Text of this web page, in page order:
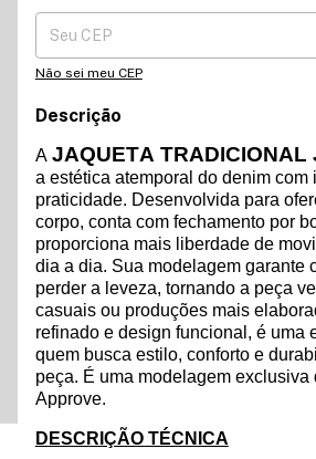
Não sei meu CEP
Descrição
A JAQUETA TRADICIONAL
a estética atemporal do denim com
praticidade. Desenvolvida para
corpo, conta com fechamento por
proporciona mais liberdade de
dia a dia. Sua modelagem garante
perder a leveza, tornando a peça
casuais ou produções mais
refinado e design funcional, é uma
quem busca estilo, conforto e
peça. É uma modelagem
Approve.
DESCRIÇÃO TÉCNICA